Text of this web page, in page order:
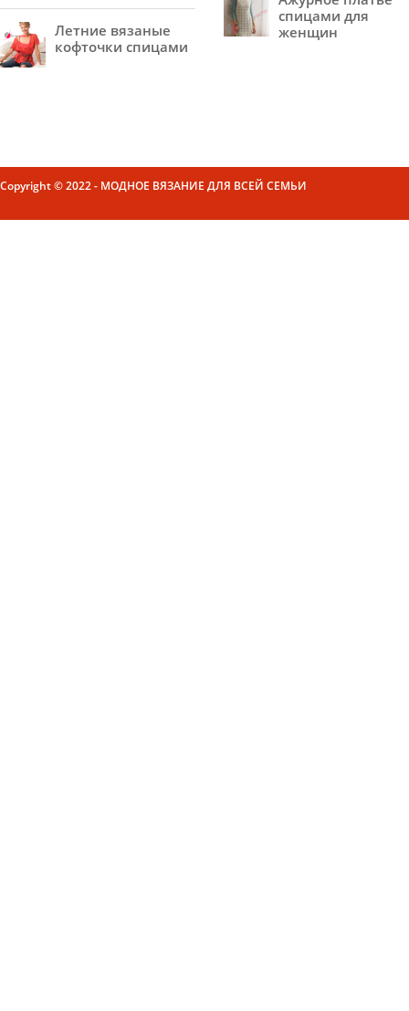
Летние вязаные
кофточки спицами
спицами для
женщин
Copyright © 2022 - МОДНОЕ ВЯЗАНИЕ ДЛЯ ВСЕЙ СЕМЬИ